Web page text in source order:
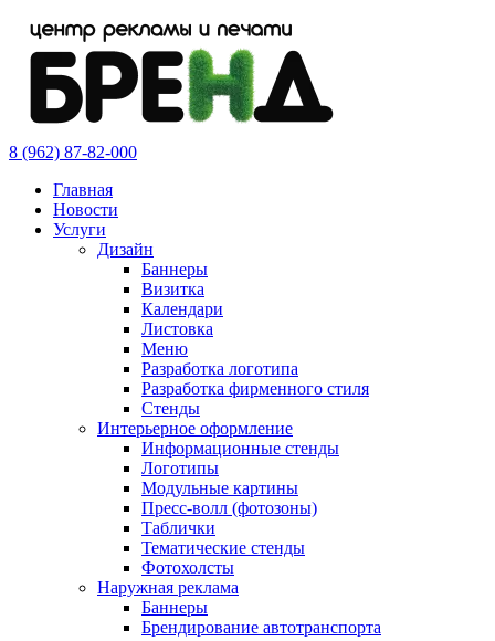
8 (962) 87-82-000
Главная
Новости
Услуги
Дизайн
Баннеры
Визитка
Календари
Листовка
Меню
Разработка логотипа
Разработка фирменного стиля
Стенды
Интерьерное оформление
Информационные стенды
Логотипы
Модульные картины
Пресс-волл (фотозоны)
Таблички
Тематические стенды
Фотохолсты
Наружная реклама
Баннеры
Брендирование автотранспорта